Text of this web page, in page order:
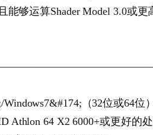
够运算Shader Model 3.0或
（32位或64位）
Athlon 64 X2 6000+或更好的